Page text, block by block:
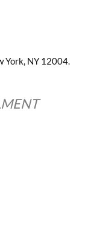
York, NY 12004.